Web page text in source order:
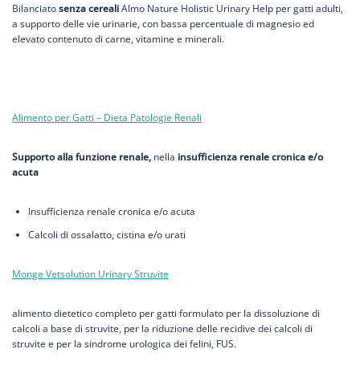
Bilanciatosenza cerealiAlmo Nature Holistic Urinary Help per gatti adulti,
a supporto delle vie urinarie, con bassa percentuale di magnesio ed
elevato contenuto di carne, vitamine e minerali.
Alimento per Gatti – Dieta Patologie Renali
Supporto alla funzione renale, nella insufficienza renale cronica e/o
acuta
Insufficienza renale cronica e/o acuta
Calcoli di ossalatto, cistina e/o urati
Monge Vetsolution Urinary Struvite
alimento dietetico completo per gatti formulato per la dissoluzione di
calcoli a base di struvite, per la riduzione delle recidive dei calcoli di
struvite e per la sindrome urologica dei felini, FUS.